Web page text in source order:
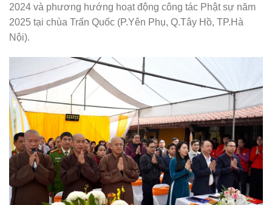
2024 và phương hướng hoạt động công tác Phật sự năm
2025 tại chùa Trấn Quốc (P.Yên Phụ, Q.Tây Hồ, TP.Hà
Nội).